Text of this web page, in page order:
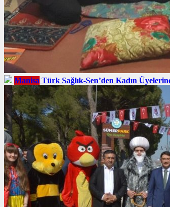
Manisa Türk Sağlık-Sen’den Kadın